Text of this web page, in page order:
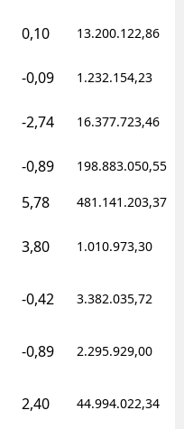
0,10 13.200.122,86
-0,09 1.232.154,23
-2,74 16.377.723,46
-0,89 198.883.050,55
5,78 481.141.203,37
3,80 1.010.973,30
-0,42 3.382.035,72
-0,89 2.295.929,00
2,40 44.994.022,34